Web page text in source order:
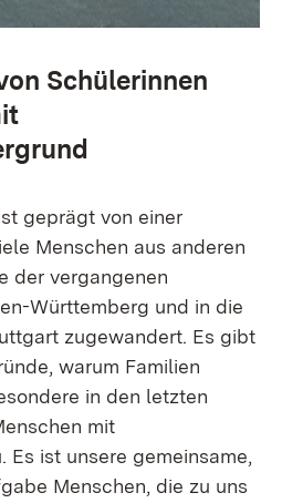
Schülerinnen
geprägt von einer
Menschen aus anderen
der vergangenen
Württemberg und in die
zugewandert. Es gibt
warum Familien
in den letzten
mit
Es ist unsere gemeinsame,
Menschen, die zu uns